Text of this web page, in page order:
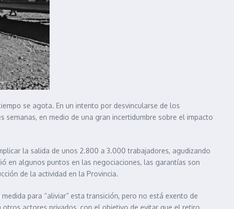
se agota. En un intento por desvincularse de los
en medio de una gran incertidumbre sobre el impacto
la salida de unos 2.800 a 3.000 trabajadores, agudizando
en algunos puntos en las negociaciones, las garantías son
de la actividad en la Provincia.
para “aliviar” esta transición, pero no está exento de
actores privados, con el objetivo de evitar que el retiro